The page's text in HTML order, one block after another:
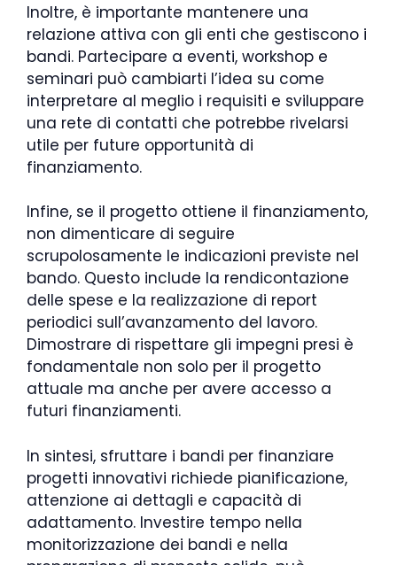
Inoltre, è importante mantenere una
relazione attiva con gli enti che gestiscono i
bandi. Partecipare a eventi, workshop e
seminari può cambiarti l’idea su come
interpretare al meglio i requisiti e sviluppare
una rete di contatti che potrebbe rivelarsi
utile per future opportunità di
finanziamento.
Infine, se il progetto ottiene il finanziamento,
non dimenticare di seguire
scrupolosamente le indicazioni previste nel
bando. Questo include la rendicontazione
delle spese e la realizzazione di report
periodici sull’avanzamento del lavoro.
Dimostrare di rispettare gli impegni presi è
fondamentale non solo per il progetto
attuale ma anche per avere accesso a
futuri finanziamenti.
In sintesi, sfruttare i bandi per finanziare
progetti innovativi richiede pianificazione,
attenzione ai dettagli e capacità di
adattamento. Investire tempo nella
monitorizzazione dei bandi e nella